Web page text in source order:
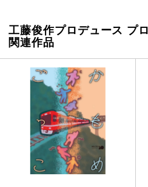
工藤俊作プロデュース プ
関連作品